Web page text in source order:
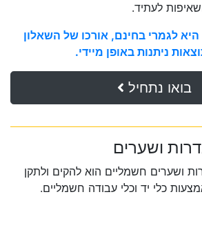
לעתיד.
לגמרי בחינם, אורכו של השאלון
ניתנות באופן מיידי.
בואו נתחיל
ושערים
ושערים חשמליים הוא להקים ולתקן
כלי יד וכלי עבודה חשמליים.